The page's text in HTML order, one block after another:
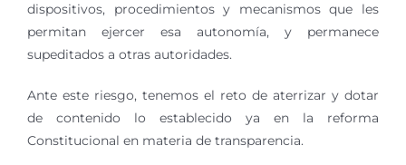
dispositivos, procedimientos y mecanismos que les
permitan ejercer esa autonomía, y permanece
supeditados a otras autoridades.
Ante este riesgo, tenemos el reto de aterrizar y dotar
de contenido lo establecido ya en la reforma
Constitucional en materia de transparencia.